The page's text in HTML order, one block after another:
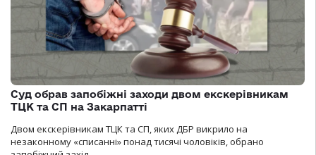
Суд обрав запобіжні заходи двом екскерівникам
ТЦК та СП на Закарпатті
Двом екскерівникам ТЦК та СП, яких ДБР викрило на
незаконному «списанні» понад тисячі чоловіків, обрано